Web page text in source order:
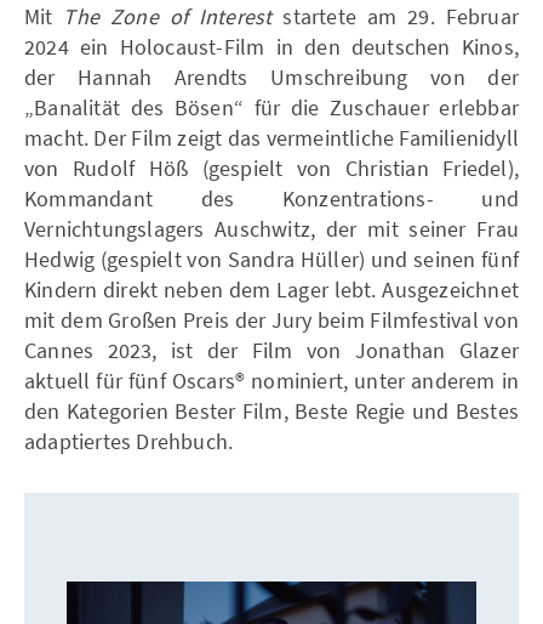
Mit The Zone of Intereststartete am 29. Februar
2024 ein Holocaust-Film in den deutschen Kinos,
der Hannah Arendts Umschreibung von der
„Banalität des Bösen“ für die Zuschauer erlebbar
macht. Der Film zeigt das vermeintliche Familienidyll
von Rudolf Höß (gespielt von Christian Friedel),
Kommandant des Konzentrations- und
Vernichtungslagers Auschwitz, der mit seiner Frau
Hedwig (gespielt von Sandra Hüller) und seinen fünf
Kindern direkt neben dem Lager lebt. Ausgezeichnet
mit dem Großen Preis der Jury beim Filmfestival von
Cannes 2023, ist der Film von Jonathan Glazer
aktuell für fünf Oscars® nominiert, unter anderem in
den Kategorien Bester Film, Beste Regie und Bestes
adaptiertes Drehbuch.